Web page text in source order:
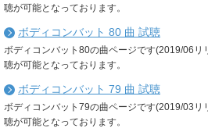
聴が可能となっております。
ボディコンバット 80 曲 試聴
ボディコンバット80の曲ページです(2019/06リ
聴が可能となっております。
ボディコンバット 79 曲 試聴
ボディコンバット79の曲ページです(2019/03リ
聴が可能となっております。